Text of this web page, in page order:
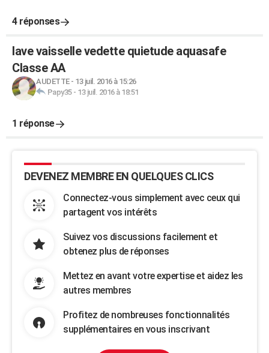
4 réponses
lave vaisselle vedette quietude aquasafe
Classe AA
AUDETTE- 13 juil. 2016 à 15:26
Papy35- 13 juil. 2016 à 18:51
1 réponse
DEVENEZ MEMBRE EN QUELQUES CLICS
Connectez-vous simplement avec ceux qui
partagent vos intérêts
Suivez vos discussions facilement et
obtenez plus de réponses
Mettez en avant votre expertise et aidez les
autres membres
Profitez de nombreuses fonctionnalités
supplémentaires en vous inscrivant